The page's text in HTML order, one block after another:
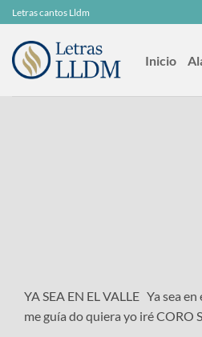
Skip
to
content
Letras cantos Lldm
Inicio
YA SEA EN EL VALLE Ya sea
me guía do quiera yo iré CORO